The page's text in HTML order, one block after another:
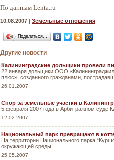
По данным Lenta.ru
10.08.2007 | Земельные отношения
Поделиться…
Другие новости
Калининградские дольщики провели
22 января дольщики ООО
плюс», созданного гражданами,
26.01.2007
Спор за земельные участки в
5 февраля 2007 года в Арбитражном суде
12.02.2007
Национальный парк превращают в
На территории Национального парка
окружающей среды.
25.05.2007